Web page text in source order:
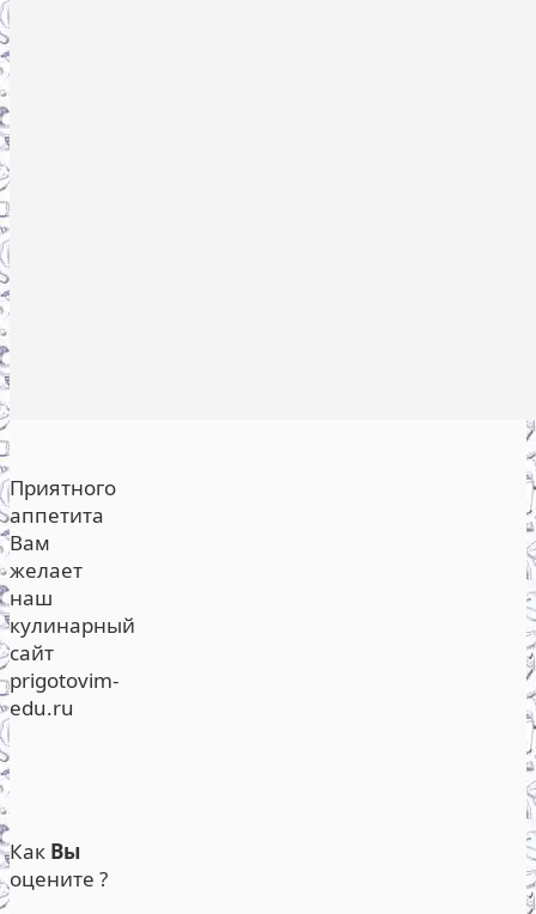
Приятного
аппетита
Вам
желает
наш
кулинарный
сайт
prigotovim-
edu.ru
Как Вы
оцените ?